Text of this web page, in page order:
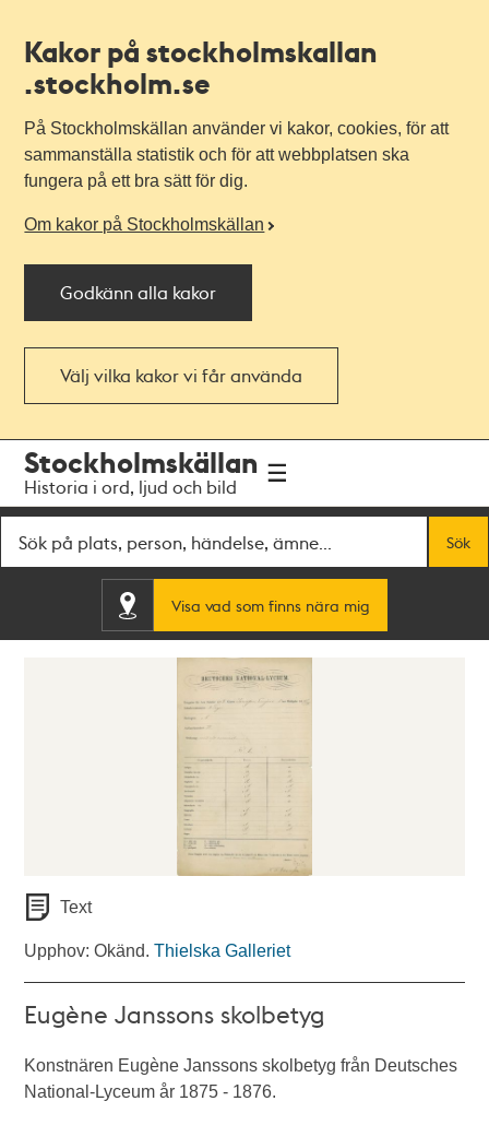
Kakor på stockholmskallan
.stockholm.se
På Stockholmskällan använder vi kakor, cookies, för att
sammanställa statistik och för att webbplatsen ska
fungera på ett bra sätt för dig.
Om kakor på Stockholmskällan
Godkänn alla kakor
Välj vilka kakor vi får använda
navigationen
huvudinnehållet
Stockholmskällan
Historia i ord, ljud och bild
Sök
Visa vad som finns nära mig
Text
Upphov: Okänd.Thielska Galleriet
Eugène Janssons skolbetyg
Konstnären Eugène Janssons skolbetyg från Deutsches
National-Lyceum år 1875 - 1876.